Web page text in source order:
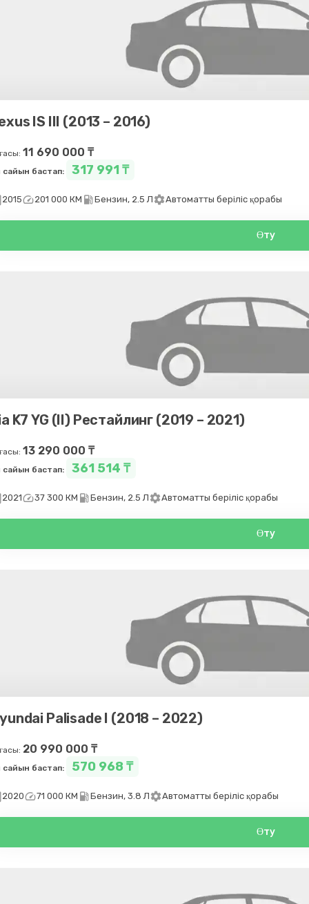
IS III (2013 – 2016)
11 690 000 ₸
сайын бастап: 317 991 ₸
2015speed201 000 КМ local_gas_stationБензин, 2.5 Л settingsАвтоматты беріліс қорабы
Өту
K7 YG (II) Рестайлинг (2019 – 2021)
13 290 000 ₸
сайын бастап: 361 514 ₸
2021speed37 300 КМ local_gas_stationБензин, 2.5 Л settingsАвтоматты беріліс қорабы
Өту
Palisade I (2018 – 2022)
20 990 000 ₸
сайын бастап: 570 968 ₸
2020speed71 000 КМ local_gas_stationБензин, 3.8 Л settingsАвтоматты беріліс қорабы
Өту